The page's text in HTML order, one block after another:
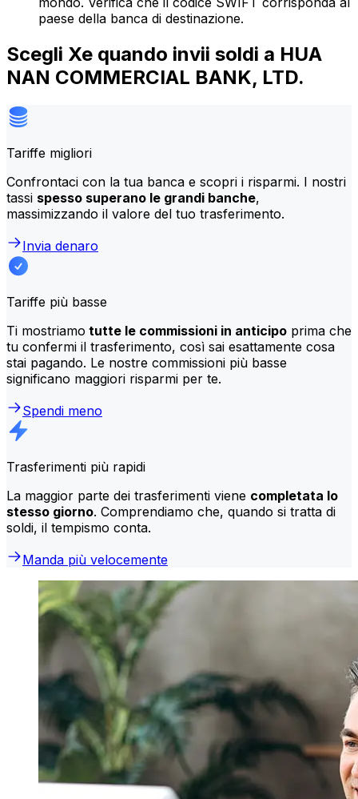
paese della banca di destinazione.
Scegli Xe quando invii soldi a HUA
NAN COMMERCIAL BANK, LTD.
Tariffe migliori
Confrontaci con la tua banca e scopri i risparmi. I nostri
tassi spesso superano le grandi banche,
massimizzando il valore del tuo trasferimento.
Invia denaro
Tariffe più basse
Ti mostriamo tutte le commissioni in anticipo prima che
tu confermi il trasferimento, così sai esattamente cosa
stai pagando. Le nostre commissioni più basse
significano maggiori risparmi per te.
Spendi meno
Trasferimenti più rapidi
La maggior parte dei trasferimenti viene completata lo
stesso giorno. Comprendiamo che, quando si tratta di
soldi, il tempismo conta.
Manda più velocemente